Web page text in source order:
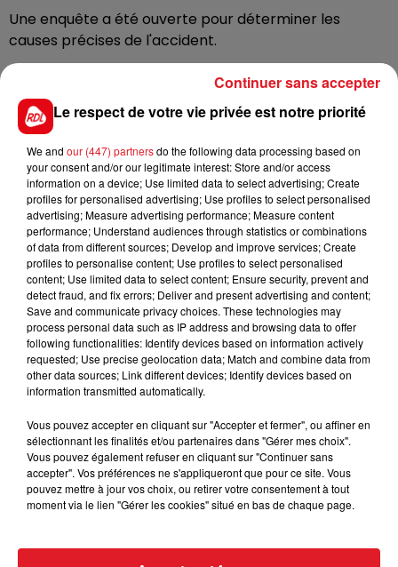
Une enquête a été ouverte pour déterminer les
causes précises de l'accident.
FIL D'ACTUS
15 juillet 2026
BÉTHUNE: ENQUÊTE POUR HOMICIDE
VOLONTAIRE EN COURS, APRÈS LA...
Selon les premiers éléments, le logement servait
à des prostituées
Le respect de votre vie privée est notre priorité
We and our (447) partnersdo the following data processing based on
your consent and/or our legitimate interest: Store and/or access
information on a device; Use limited data to select advertising; Create
profiles for personalised advertising; Use profiles to select personalised
advertising; Measure advertising performance; Measure content
performance; Understand audiences through statistics or combinations
of data from different sources; Develop and improve services; Create
profiles to personalise content; Use profiles to select personalised
content; Use limited data to select content; Ensure security, prevent and
detect fraud, and fix errors; Deliver and present advertising and content;
Save and communicate privacy choices. These technologies may
process personal data such as IP address and browsing data to offer
following functionalities: Identify devices based on information actively
requested; Use precise geolocation data; Match and combine data from
other data sources; Link different devices; Identify devices based on
information transmitted automatically.
Vous pouvez accepter en cliquant sur "Accepter et fermer", ou affiner en
sélectionnant les finalités et/ou partenaires dans "Gérer mes choix".
Vous pouvez également refuser en cliquant sur "Continuer sans
accepter". Vos préférences ne s'appliqueront que pour ce site. Vous
pouvez mettre à jour vos choix, ou retirer votre consentement à tout
moment via le lien "Gérer les cookies" situé en bas de chaque page.
Continuer sans accepter